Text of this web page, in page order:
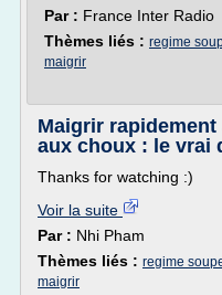
Par : France Inter Radio
Thèmes liés : regime
maigrir
Maigrir
aux choux : le vrai
Thanks for watching :)
Voir la suite
Par : Nhi Pham
Thèmes liés : regime
maigrir